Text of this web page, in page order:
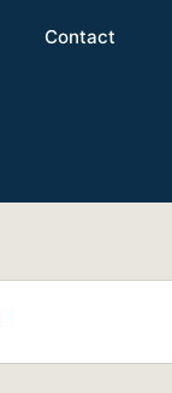
Contact